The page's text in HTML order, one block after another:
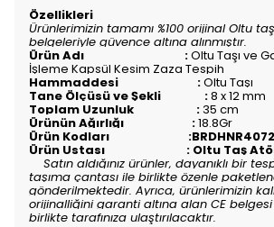
Özellikleri
Ürünlerimizin tamamı %100 orijinal Oltu
belgeleriyle güvence altına alınmıştır.
Ürün Adı :Oltu Taşı ve
İşleme Kapsül Kesim Zaza Tespih
Hammaddesi :Oltu Taşı
Tane Ölçüsü ve Şekli :8 x 12 mm
Toplam Uzunluk :35 cm
Ürünün Ağırlığı :18.8Gr
Ürün Kodları
Ürün Ustası : Oltu Taş
Satın aldığınız ürünler, dayanıklı bir
taşıma çantası ile birlikte özenle
gönderilmektedir. Ayrıca, ürünlerimizin
orijinalliğini garanti altına alan CE
birlikte tarafınıza ulaştırılacaktır.